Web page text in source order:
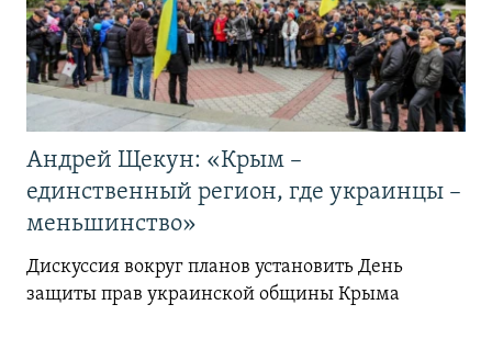
Андрей Щекун: «Крым –
единственный регион, где украинцы –
меньшинство»
Дискуссия вокруг планов установить День
защиты прав украинской общины Крыма